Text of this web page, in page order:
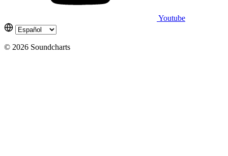
Youtube
© 2026 Soundcharts